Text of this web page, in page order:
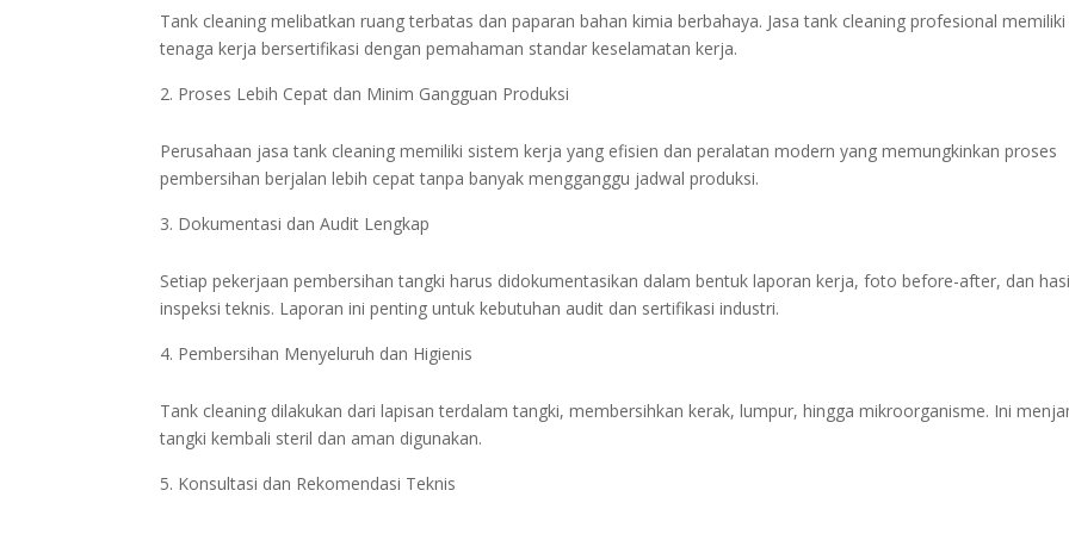
Tank cleaning melibatkan ruang terbatas dan paparan bahan kimia berbahaya. Jasa tank cleaning profesional memiliki
tenaga kerja bersertifikasi dengan pemahaman standar keselamatan kerja.
Proses Lebih Cepat dan Minim Gangguan Produksi
Perusahaan jasa tank cleaning memiliki sistem kerja yang efisien dan peralatan modern yang memungkinkan proses
pembersihan berjalan lebih cepat tanpa banyak mengganggu jadwal produksi.
Dokumentasi dan Audit Lengkap
Setiap pekerjaan pembersihan tangki harus didokumentasikan dalam bentuk laporan kerja, foto before-after, dan
inspeksi teknis. Laporan ini penting untuk kebutuhan audit dan sertifikasi industri.
Pembersihan Menyeluruh dan Higienis
Tank cleaning dilakukan dari lapisan terdalam tangki, membersihkan kerak, lumpur, hingga mikroorganisme. Ini
tangki kembali steril dan aman digunakan.
Konsultasi dan Rekomendasi Teknis